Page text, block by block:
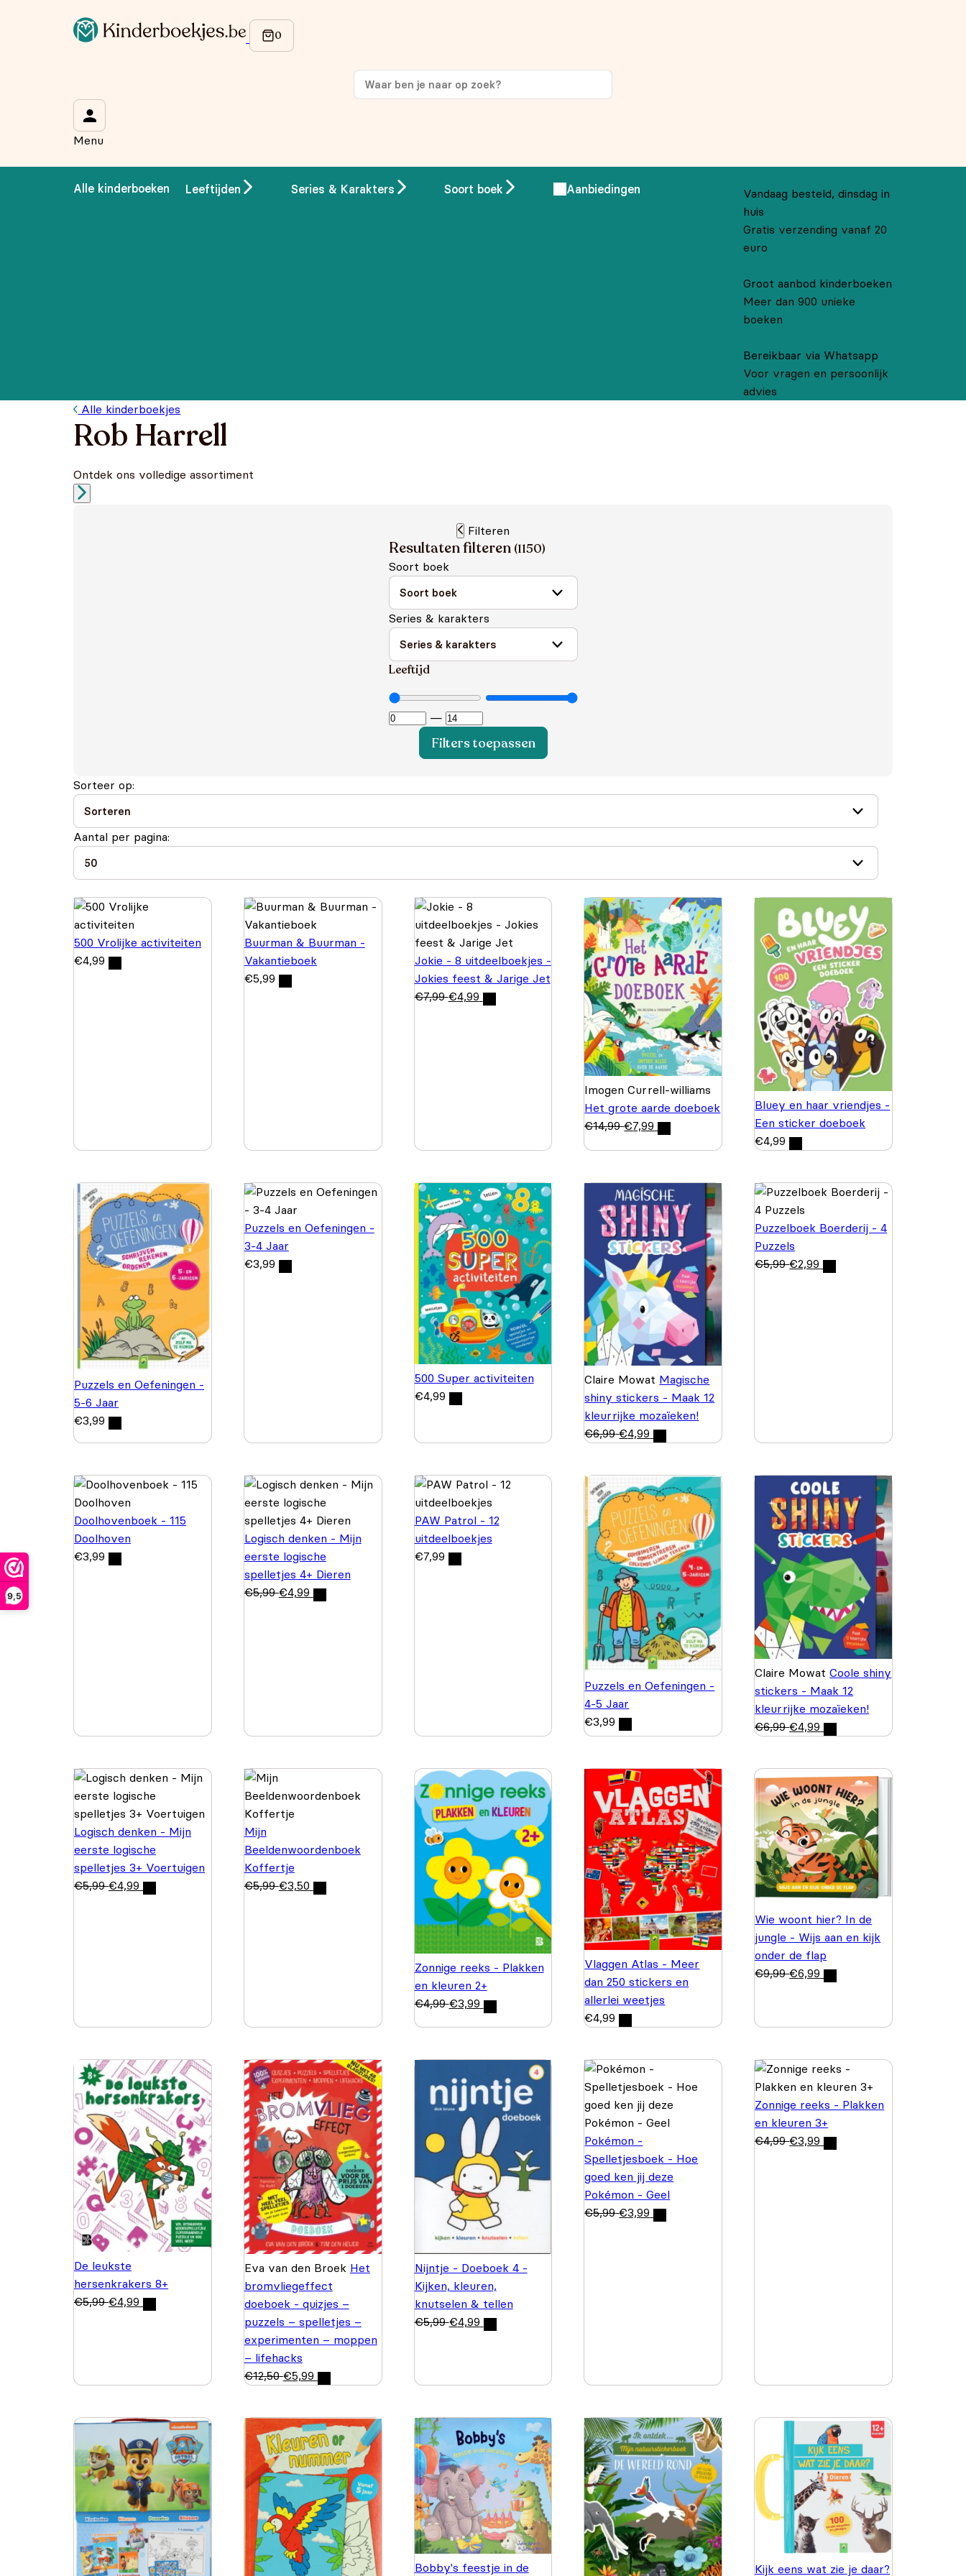
9,5
Menu
Alle kinderboeken Leeftijden Series & Karakters Soort boek Aanbiedingen
Vandaag besteld, dinsdag in
huis
Gratis verzending vanaf 20
euro
Groot aanbod kinderboeken
Meer dan 900 unieke
boeken
Bereikbaar via Whatsapp
Voor vragen en persoonlijk
advies
Alle kinderboekjes
Rob Harrell
Ontdek ons volledige assortiment
Filteren
Resultaten filteren (1150)
Soort boek
Series & karakters
Leeftijd
—
Filters toepassen
Sorteer op:
Aantal per pagina:
500 Vrolijke activiteiten
€4,99
Buurman & Buurman -
Vakantieboek
€5,99
Jokie - 8 uitdeelboekjes -
Jokies feest & Jarige Jet
€7,99 €4,99
Imogen Currell-williams
Het grote aarde doeboek
€14,99 €7,99
Bluey en haar vriendjes -
Een sticker doeboek
€4,99
Puzzels en Oefeningen -
5-6 Jaar
€3,99
Puzzels en Oefeningen -
3-4 Jaar
€3,99
500 Super activiteiten
€4,99
Claire Mowat Magische
shiny stickers - Maak 12
kleurrijke mozaïeken!
€6,99 €4,99
Puzzelboek Boerderij - 4
Puzzels
€5,99 €2,99
Doolhovenboek - 115
Doolhoven
€3,99
Logisch denken - Mijn
eerste logische
spelletjes 4+ Dieren
€5,99 €4,99
PAW Patrol - 12
uitdeelboekjes
€7,99
Puzzels en Oefeningen -
4-5 Jaar
€3,99
Claire MowatCoole shiny
stickers - Maak 12
kleurrijke mozaïeken!
€6,99 €4,99
Logisch denken - Mijn
eerste logische
spelletjes 3+ Voertuigen
€5,99 €4,99
Mijn
Beeldenwoordenboek
Koffertje
€5,99 €3,50
Zonnige reeks - Plakken
en kleuren 2+
€4,99 €3,99
Vlaggen Atlas - Meer
dan 250 stickers en
allerlei weetjes
€4,99
Wie woont hier? In de
jungle - Wijs aan en kijk
onder de flap
€9,99 €6,99
De leukste
hersenkrakers 8+
€5,99 €4,99
Eva van den Broek Het
bromvliegeffect
doeboek - quizjes –
puzzels – spelletjes –
experimenten – moppen
– lifehacks
€12,50 €5,99
Nijntje - Doeboek 4 -
Kijken, kleuren,
knutselen & tellen
€5,99 €4,99
Pokémon -
Spelletjesboek - Hoe
goed ken jij deze
Pokémon - Geel
€5,99 €3,99
Zonnige reeks - Plakken
en kleuren 3+
€4,99 €3,99
Bobby's feestje in de Kijk eens wat zie je daar?